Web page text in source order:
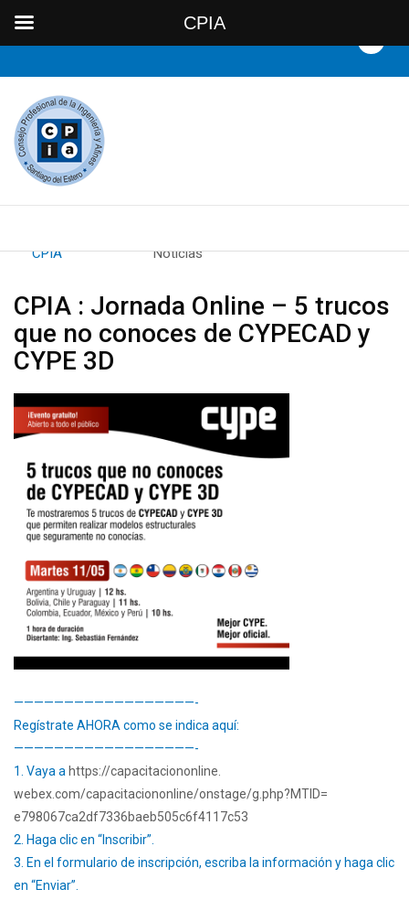
ByCPIA Category: Noticias
CPIA : Jornada Online – 5 trucos
que no conoces de CYPECAD y
CYPE 3D
——————————————————-
Regístrate AHORA como se indica aquí:
——————————————————-
1. Vaya a https://capacitaciononline.
webex.com/capacitaciononline/onstage/g.php?MTID=
e798067ca2df7336baeb505c6f4117c53
2. Haga clic en “Inscribir”.
3. En el formulario de inscripción, escriba la información y haga clic
en “Enviar”.
CPIA